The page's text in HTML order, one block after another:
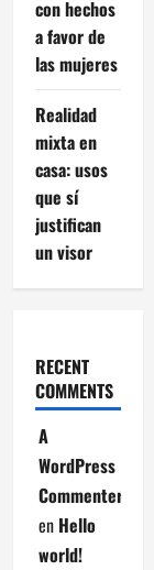
con hechos
a favor de
las mujeres
Realidad
mixta en
casa: usos
que sí
justifican
un visor
RECENT
COMMENTS
A
WordPress
Commenter
en Hello
world!